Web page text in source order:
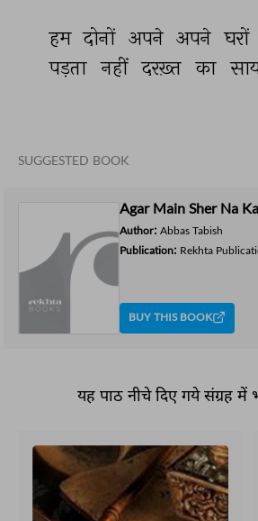
हम दोनों अपने अपने घरों
पड़ता नहीं दरख़्त का
SUGGESTED BOOK
Agar Main Sher Na
Author: Abbas Tabish
Publication: Rekhta
BUY THIS BOOK
यह पाठ नीचे दिए गये संग्रह में